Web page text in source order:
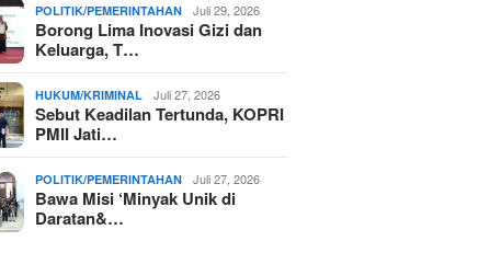
POLITIK/PEMERINTAHAN Juli 29, 2026
Borong Lima Inovasi Gizi dan
Keluarga, T…
HUKUM/KRIMINAL Juli 27, 2026
Sebut Keadilan Tertunda, KOPRI
PMII Jati…
POLITIK/PEMERINTAHAN Juli 27, 2026
Bawa Misi ‘Minyak Unik di
Daratan&…